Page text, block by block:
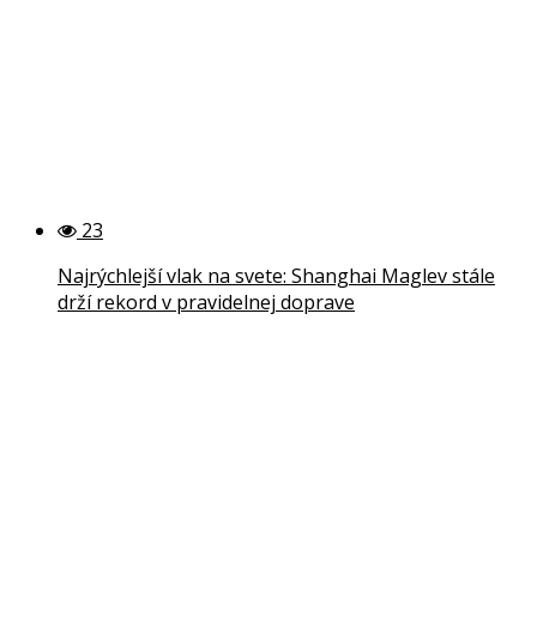
23
Najrýchlejší vlak na svete: Shanghai Maglev stále
drží rekord v pravidelnej doprave